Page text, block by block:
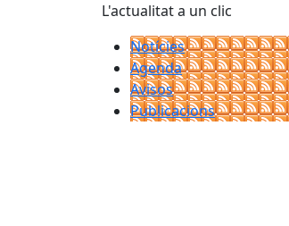
L'actualitat a un clic
Notícies
Agenda
Avisos
Publicacions